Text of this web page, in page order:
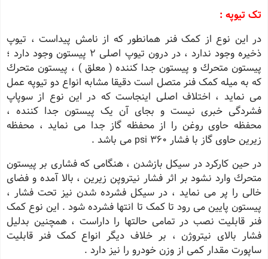
تک تیوپه :
در این نوع از کمک فنر همانطور که از نامش پیداست ، تیوپ
ذخیره وجود ندارد ، در درون تیوپ اصلی 2 پیستون وجود دارد ؛
پیستون متحرك و پیستون جدا کننده ( معلق ) ، پیستون متحرك
که به میله کمک فنر متصل است دقیقا مشابه انواع دو تیوپه عمل
می نماید ، اختلاف اصلی اینجاست که در این نوع از سوپاپ
فشردگی خبری نیست و بجای آن یک پیستون جدا کننده ،
محفظه حاوی روغن را از محفظه گاز جدا می نماید ، محفظه
زیرین حاوی گاز با فشار 360 psi می باشد .
در حین کارکرد در سیکل بازشدن ، هنگامی که فشاری بر پیستون
متحرك وارد نشود بر اثر فشار نیتروپن زیرین ، بالا آمده و فضای
خالی را پر می نماید ، در سیکل فشرده شدن نیز تحت فشار ،
پیستون پایین می رود تا کمک تا انتها فشرده شود . این نوع کمک
فنر قابلیت نصب در تمامی حالتها را داراست ، همچنین بدلیل
فشار بالای نیتروژن ، بر خلاف دیگر انواع کمک فنر قابلیت
ساپورت مقدار کمی از وزن خودرو را نیز دارد .